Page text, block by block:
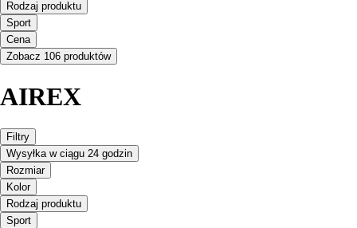
Rodzaj produktu
Sport
Cena
Zobacz 106 produktów
AIREX
Filtry
Wysyłka w ciągu 24 godzin
Rozmiar
Kolor
Rodzaj produktu
Sport